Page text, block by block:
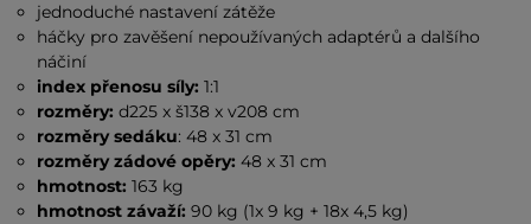
jednoduché nastavení zátěže
háčky pro zavěšení nepoužívaných adaptérů a dalšího
náčiní
index přenosu síly: 1:1
rozměry:d225 x š138 x v208 cm
rozměry sedáku: 48 x 31 cm
rozměry zádové opěry: 48 x 31 cm
hmotnost:163 kg
hmotnost závaží:90 kg (1x 9 kg + 18x 4,5 kg)